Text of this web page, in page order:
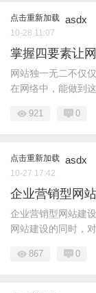
点击重新加载 asdx
10-28 11:07
掌握四要素让
网站独一无二不仅
在网络中，能做到
921 0
点击重新加载 asdx
10-27 17:42
企业营销型网
企业营销型网站建
网站建设的同时，
867 0